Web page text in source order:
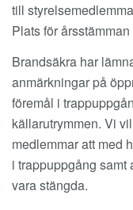
till
Plats för
Brandsäkra har
anmärkningar på
föremål i
källarutrymmen. Vi
medlemmar att med
i trappuppgång samt
vara stängda.